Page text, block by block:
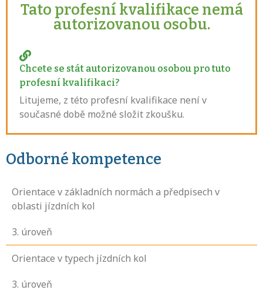
Tato profesní kvalifikace nemá
autorizovanou osobu.
Chcete se stát autorizovanou osobou pro tuto
profesní kvalifikaci?
Litujeme, z této profesní kvalifikace není v
současné době možné složit zkoušku.
Odborné kompetence
Orientace v základních normách a předpisech v
oblasti jízdních kol
3. úroveň
Orientace v typech jízdních kol
3. úroveň